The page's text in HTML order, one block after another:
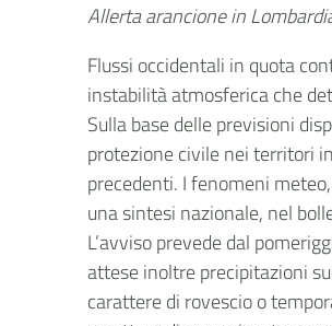
Allerta arancione in
Flussi occidentali in quota
instabilità atmosferica che
Sulla base delle previsioni
protezione civile nei territori
precedenti. I fenomeni
una sintesi nazionale, nel
L’avviso prevede dal
attese inoltre precipitazioni
carattere di rovescio o